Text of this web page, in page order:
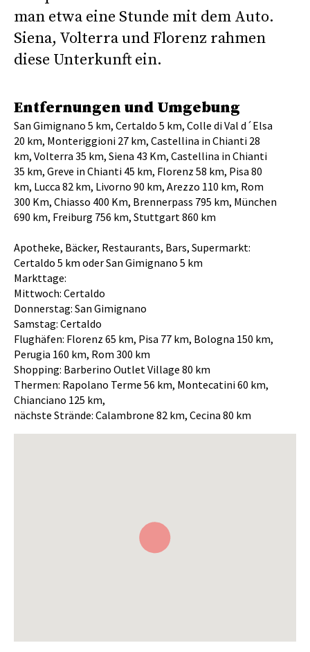
man etwa eine Stunde mit dem Auto.
Siena, Volterra und Florenz rahmen
diese Unterkunft ein.
Entfernungen und Umgebung
San Gimignano 5 km, Certaldo 5 km, Colle di Val d´Elsa
20 km, Monteriggioni 27 km, Castellina in Chianti 28
km, Volterra 35 km, Siena 43 Km, Castellina in Chianti
35 km, Greve in Chianti 45 km, Florenz 58 km, Pisa 80
km, Lucca 82 km, Livorno 90 km, Arezzo 110 km, Rom
300 Km, Chiasso 400 Km, Brennerpass 795 km, München
690 km, Freiburg 756 km, Stuttgart 860 km
Apotheke, Bäcker, Restaurants, Bars, Supermarkt:
Certaldo 5 km oder San Gimignano 5 km
Markttage:
Mittwoch: Certaldo
Donnerstag: San Gimignano
Samstag: Certaldo
Flughäfen: Florenz 65 km, Pisa 77 km, Bologna 150 km,
Perugia 160 km, Rom 300 km
Shopping: Barberino Outlet Village 80 km
Thermen: Rapolano Terme 56 km, Montecatini 60 km,
Chianciano 125 km,
nächste Strände: Calambrone 82 km, Cecina 80 km